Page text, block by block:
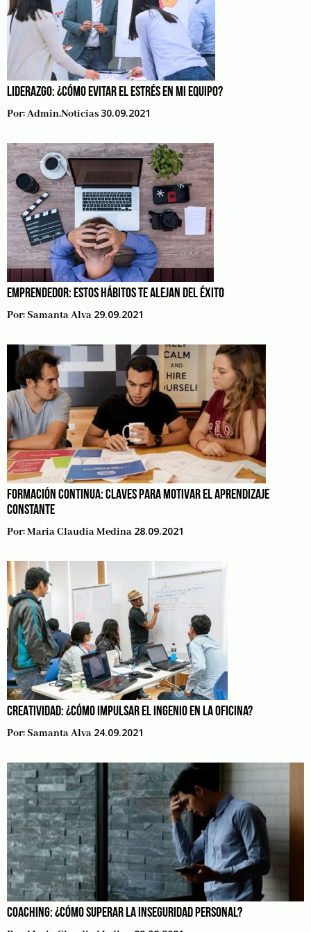
LIDERAZGO: ¿CÓMO EVITAR EL ESTRÉS EN MI EQUIPO?
Por:Admin.noticias 30.09.2021
EMPRENDEDOR: ESTOS HÁBITOS TE ALEJAN DEL ÉXITO
Por:Samanta Alva 29.09.2021
FORMACIÓN CONTINUA: CLAVES PARA MOTIVAR EL APRENDIZAJE
CONSTANTE
Por:Maria Claudia Medina 28.09.2021
CREATIVIDAD: ¿CÓMO IMPULSAR EL INGENIO EN LA OFICINA?
Por:Samanta Alva 24.09.2021
COACHING: ¿CÓMO SUPERAR LA INSEGURIDAD PERSONAL?